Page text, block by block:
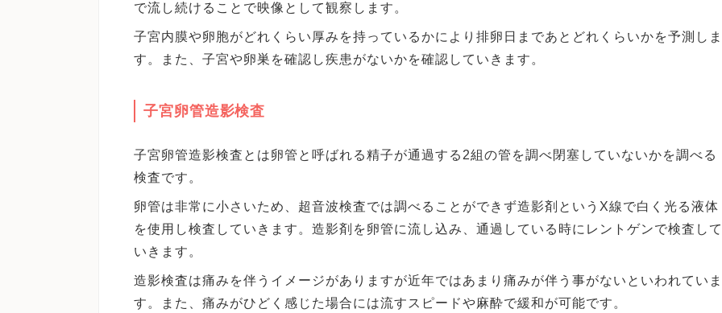
で流し続けることで映像として観察します。
子宮内膜や卵胞がどれくらい厚みを持っているかにより排卵日まであとどれくらいかを予測しま
す。また、子宮や卵巣を確認し疾患がないかを確認していきます。
子宮卵管造影検査
子宮卵管造影検査とは卵管と呼ばれる精子が通過する2組の管を調べ閉塞していないかを調べる
検査です。
卵管は非常に小さいため、超音波検査では調べることができず造影剤というX線で白く光る液体
を使用し検査していきます。造影剤を卵管に流し込み、通過している時にレントゲンで検査して
いきます。
造影検査は痛みを伴うイメージがありますが近年ではあまり痛みが伴う事がないといわれていま
す。また、痛みがひどく感じた場合には流すスピードや麻酔で緩和が可能です。